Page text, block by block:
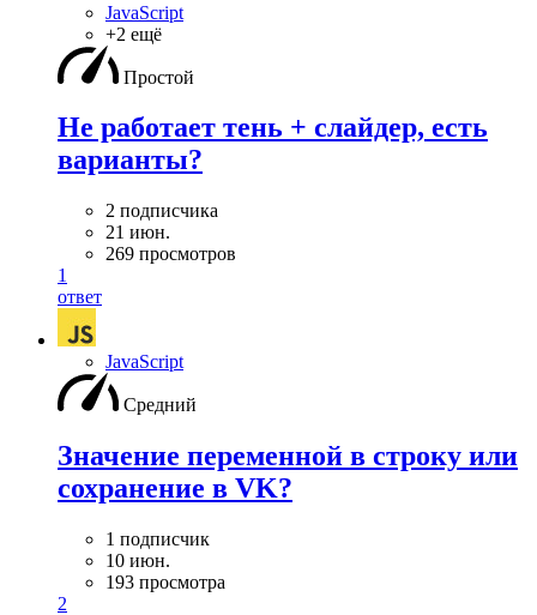
JavaScript
+2 ещё
Простой
Не работает тень + слайдер, есть
варианты?
2 подписчика
21 июн.
269 просмотров
1
ответ
JavaScript
Средний
Значение переменной в строку или
сохранение в VK?
1 подписчик
10 июн.
193 просмотра
2